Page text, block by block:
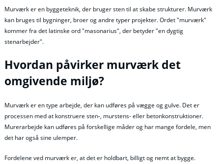
Murværk er en byggeteknik, der bruger sten til at skabe strukturer. Murværk
kan bruges til bygninger, broer og andre typer projekter. Ordet "murværk"
kommer fra det latinske ord "masonarius", der betyder "en dygtig
stenarbejder".
Hvordan påvirker murværk det
omgivende miljø?
Murværk er en type arbejde, der kan udføres på vægge og gulve. Det er
processen med at konstruere sten-, murstens- eller betonkonstruktioner.
Murerarbejde kan udføres på forskellige måder og har mange fordele, men
det har også sine ulemper.
Fordelene ved murværk er, at det er holdbart, billigt og nemt at bygge.